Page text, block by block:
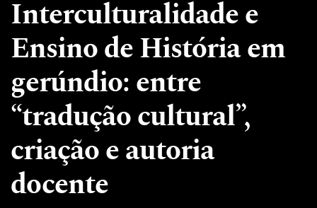
Interculturalidade e
Ensino de História em
gerúndio: entre
“tradução cultural”,
criação e autoria
docente